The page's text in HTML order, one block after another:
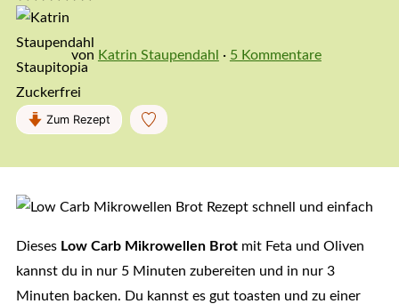
von Katrin Staupendahl · 5 Kommentare
Zum Rezept
Dieses Low Carb Mikrowellen Brotmit Feta und Oliven
kannst du in nur 5 Minuten zubereiten und in nur 3
Minuten backen. Du kannst es gut toasten und zu einer